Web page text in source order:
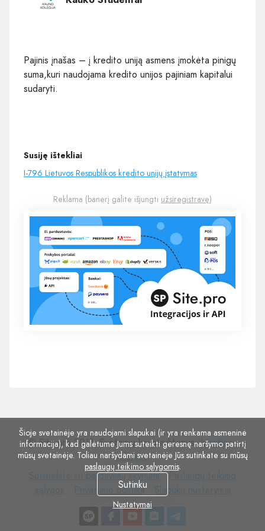
Pajinis įnašas – į kredito uniją asmens įmokėta pinigų
suma,kuri naudojama kredito unijos pajiniam kapitalui
sudaryti.
Susiję ištekliai
I-796 Lietuvos Respublikos kredito unijų įstatymas
Reklama (banerį galite išjungti užsiregistravę)
© Site.pro 2011. Svetainių konstruktorius.Jungtinės
Valstijos.
Susisiekite su pardavimų skyriumi
Paslaugų
Paslaugų teikimo
Privatumo politika
Šioje svetainėje yra naudojami slapukai (ir yra renkama asmeninė
informacija), kad galėtume Jums suteikti geresnę naršymo patirtį
mūsų svetainėje. Toliau naršydami svetainėje Jūs sutinkate su mūsų
paslaugų teikimo sąlygomis.
Sutinku
Nustatymai